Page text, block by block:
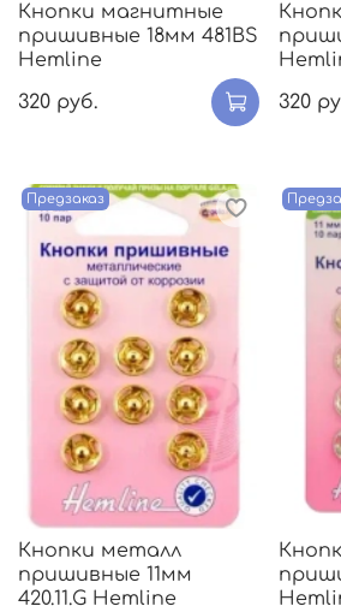
Кнопки магнитные
пришивные 18мм 481BS
Hemline
320 руб.
320
Предзаказ
Кнопки металл
пришивные 11мм
420.11.G Hemline